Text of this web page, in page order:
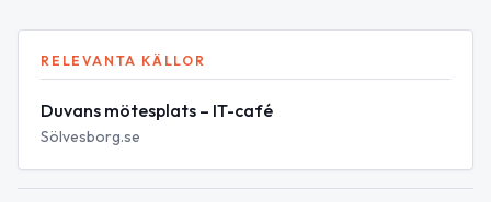
RELEVANTA KÄLLOR
Duvans mötesplats – IT-café
Sölvesborg.se